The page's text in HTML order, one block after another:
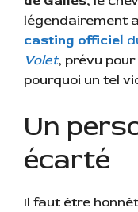
légendairement
casting officiel
Volet, prévu pour
pourquoi un tel
Un
écarté
Il faut être